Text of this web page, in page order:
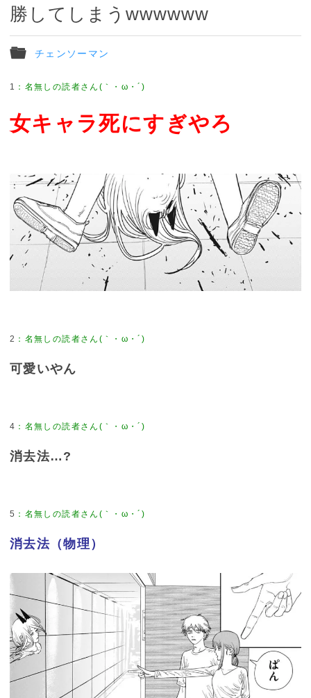
勝してしまうwwwwww
チェンソーマン
1
女キャラ死にすぎやろ
2
可愛いやん
4
消去法…?
5
消去法（物理）